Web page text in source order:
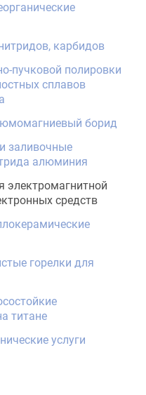
карбидов
пучковой полировки
сплавов
борид
заливочные
алюминия
электромагнитной
средств
горелки для
титане
услуги